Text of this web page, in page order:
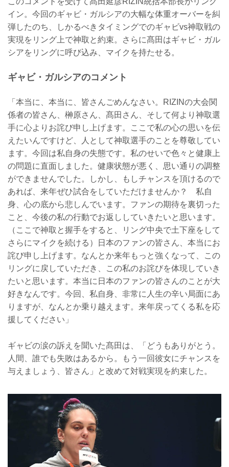
イン。今回のギャビ・ガルシアの大幅な体重オーバーを糾
弾したのち、しかるべきタイミングでのギャビvs神取戦の
実現をリング上で神取と約束。さらに髙田はギャビ・ガル
シアをリングに呼び込み、マイクを持たせる。
ギャビ・ガルシアのコメント
「本当に、本当に、皆さんごめんなさい。RIZINの大会関
係者の皆さん、榊原さん、髙田さん、そして何より神取選
手に心よりお詫び申し上げます。ここで私の心の思いを伝
えたいんですけど、人として神取選手のことを尊敬してい
ます。今回は私自身の失態です。私のせいで色々と健康上
の問題に直面しました。健康状態が悪く、思い通りの調整
ができませんでした。しかし、もしチャンスを頂けるので
あれば、来年ぜひ試合をしていただけませんか？ 私自
身、心の底から悲しんでいます。ファンの期待を裏切った
こと、今後の私の行動でお返ししていきたいと思います。
（ここで神取と握手をすると、リング中央で土下座をして
さらにマイクを続ける）日本のファンの皆さん、本当にお
詫び申し上げます。なんとか来年もっと強くなって、この
リングに戻していただき、この私のお詫びを体現していき
たいと思います。本当に日本のファンの皆さんのことが大
好きなんです。今回、私自身、非常に人生の辛い局面にあ
りますが、なんとか乗り越えます。来年戻ってくる私を応
援してください」
ギャビの涙の訴えを聞いた髙田は、「どうもありがとう。
人間、誰でも失敗はあるから。もう一回彼女にチャンスを
与えましょう、皆さん」と改めて対戦実現を約束した。